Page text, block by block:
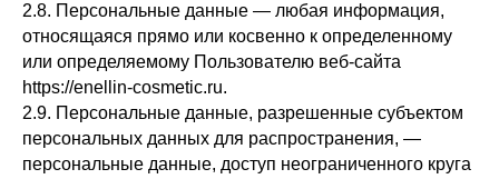
2.8. Персональные данные — любая информация,
относящаяся прямо или косвенно к определенному
или определяемому Пользователю веб-сайта
https://enellin-cosmetic.ru.
2.9. Персональные данные, разрешенные субъектом
персональных данных для распространения, —
персональные данные, доступ неограниченного круга